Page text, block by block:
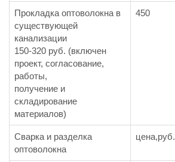
Прокладка оптоволокна в
существующей
канализации
150-320 руб. (включен
проект, согласование,
работы,
получение и
складирование
материалов)
450
Сварка и разделка
оптоволокна
цена,руб.